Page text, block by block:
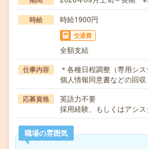
時給 時給1900円
交通費
全額支給
仕事内容
＊各種日程調整（専用シ
個人情報同意書などの回
応募資格
英語力不要
採用経験、もしくはアシ
職場の雰囲気